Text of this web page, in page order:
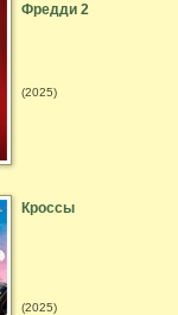
Фредди 2
(2025)
Кроссы
(2025)